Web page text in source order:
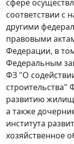
сфере
соответствии с
другими
правовыми
Федерации, в
Федеральным
ФЗ "О
строительства"
развитию
а также
института
хозяйственное